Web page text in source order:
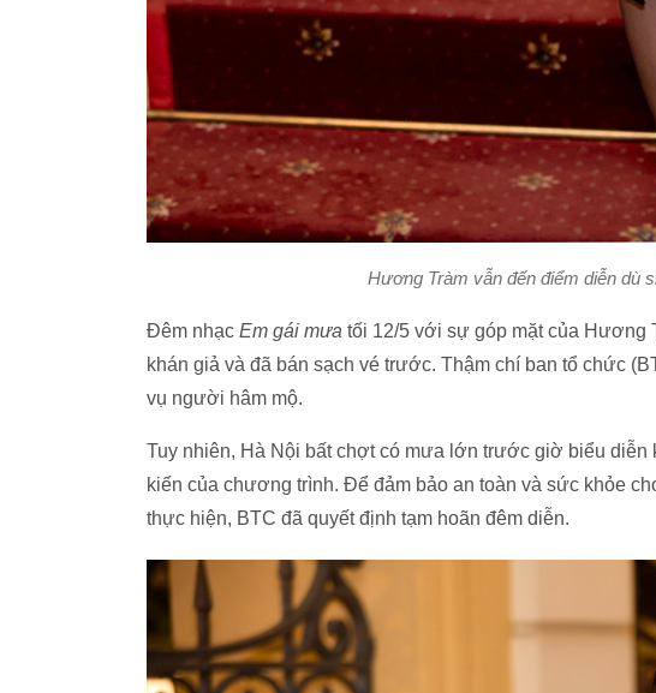
Hương Tràm vẫn đến điểm diễn dù
Đêm nhạc Em gái mưa tối 12/5 với sự góp mặt của Hương
khán giả và đã bán sạch vé trước. Thậm chí ban tổ chức
vụ người hâm mộ.
Tuy nhiên, Hà Nội bất chợt có mưa lớn trước giờ biểu
kiến của chương trình. Để đảm bảo an toàn và sức khỏe
thực hiện, BTC đã quyết định tạm hoãn đêm diễn.